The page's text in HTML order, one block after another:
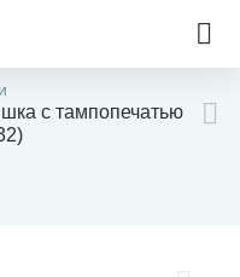
с тампопечатью